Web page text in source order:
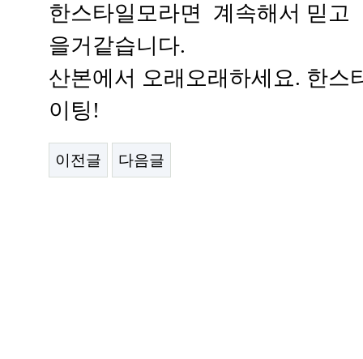
한스타일모라면 계속해서 믿
을거같습니다.
산본에서 오래오래하세요. 한스
이팅!
이전글 다음글